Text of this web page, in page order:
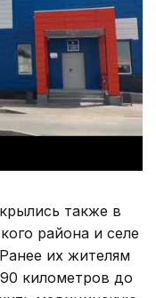
также в
района и селе
их жителям
километров до